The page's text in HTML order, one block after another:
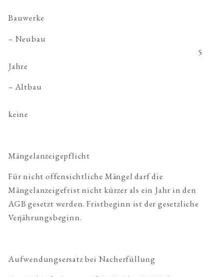
Bauwerke
– Neubau
5
Jahre
– Altbau
keine
Mängelanzeigepflicht
Für nicht offensichtliche Mängel darf die
Mängelanzeigefrist nicht kürzer als ein Jahr in den
AGB gesetzt werden. Fristbeginn ist der gesetzliche
Verjährungsbeginn.
Aufwendungsersatz bei Nacherfüllung